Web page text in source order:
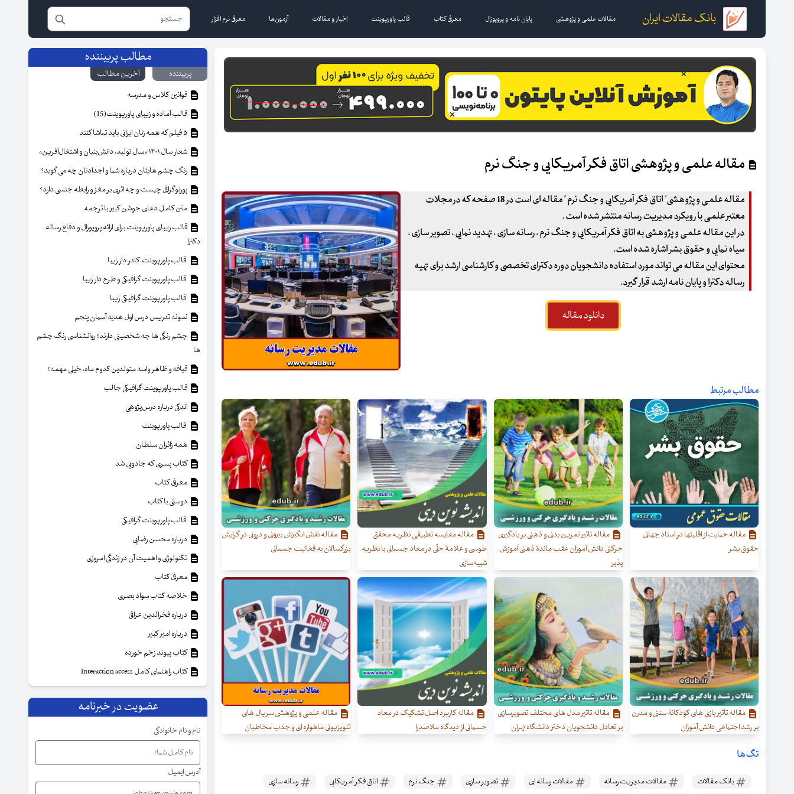
بانک مقالات ایران مقالات علمی و پژوهشی پایان نامه و پروپوزال معرفی کتاب قالب پاورپوینت اخبار و مقالات آزمون‌ها معرفی نرم افزار
مقاله علمی و پژوهشی اتاق فکر آمریکایی و جنگ نرم
مقاله علمی و پژوهشی" اتاق فکر آمریکایی و جنگ نرم " مقاله ای است در 18 صفحه که در مجلات
معتبر علمی با رویکرد مدیریت رسانه منتشر شده است .
در این مقاله علمی و پژوهشی به اتاق فکر آمریکایی و جنگ نرم ، رسانه سازی ، تهدید نمایی ، تصویر سازی ،
سیاه نمایی و حقوق بشر اشاره شده است.
محتوای این مقاله می تواند مورد استفاده دانشجویان دوره دکترای تخصصی و کارشناسی ارشد برای تهیه
رساله دکترا و پایان نامه ارشد قرار گیرد.
دانلود مقاله
مطالب مرتبط
مقاله حمایت از اقلیتها در اسناد جهانی
حقوق بشر
مقاله تاثیر تمرین بدنی و ذهنی بر یادگیری
حرکتی دانش آموزان عقب ماندة ذهنی آموزش
پذیر
مقاله مقایسه تطبیقی نظریه محقق
طوسی و علامۀ حلّی در معاد جسمانی با نظریه
شبیه‌سازی
مقاله نقش انگیزش بیرونی و درونی در گرایش
بزرگسالان به فعالیت جسمانی
مقاله تأثیر بازی های کودکانة سنتی و مدرن
بر رشد اجتماعی دانش آموزان
مقاله تاثیر مدل های مختلف تصویرسازی
بر تعادل دانشجویان دختر دانشگاه تهران
مقاله کاربرد اصل تشکیک در معاد
جسمانی از دیدگاه ملاصدرا
مقاله علمی و پژوهشی سریال های
تلویزیونی ماهواره ای و جذب مخاطبان
تگ‌ها
بانک مقالات مقالات مدیریت رسانه مقالات رسانه ای تصویر سازی جنگ نرم اتاق فکر آمریکایی رسانه سازی
مطالب پربیننده
پربیننده
آخرین مطالب
قوانین کلاس و مدرسه
قالب آماده و زیبای پاورپوینت(15)
شعار سال ۱۴۰۱ «سال تولید، دانش‌بنیان و اشتغال‌آفرین»
رنگ چشم هایتان درباره شما و اجدادتان چه می گوید؟
پورنوگرافی چیست و چه اثری بر مغز و رابطه جنسی دارد؟
متن کامل دعای جوشن کبیر با ترجمه
قالب زیبای پاورپوینت برای ارائه پروپوزال و دفاع رساله
دکترا
قالب پاورپوینت کادر دار زیبا
قالب پاورپوینت گرافیکی و طرح دار زیبا
قالب پاورپوینت گرافیکی زیبا
نمونه تدریس درس اول هدیه آسمان پنجم
چشم رنگی ها چه شخصیتی دارند؟ روانشناسی رنگ چشم
ها
قیافه و ظاهر واسه متولدین کدوم ماه، خیلی مهمه؟
قالب پاورپوینت گرافیکی جالب
اندکی درباره درس‌پژوهی
قالب پاورپوینت
همه زائران سلطان
کتاب پسری که جادویی شد
معرفی کتاب
دوستی با کتاب
قالب پاورپوینت گرافیکی
درباره محسن رضایی
تکنولوژی و اهمیت آن در زندگی امروزی
معرفی کتاب
خلاصه کتاب سواد بصری
درباره فخرالدین عراقی
درباره امیر کبیر
کتاب پیوند زخم خورده
کتاب راهنمای کامل Interaction access
عضویت در خبرنامه
نام و نام خانوادگی
آدرس ایمیل